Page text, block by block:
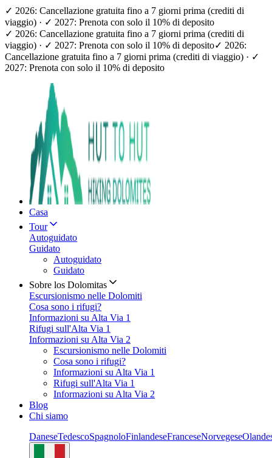
✓ 2026: Cancellazione gratuita fino a 7 giorni prima (crediti di
viaggio) · ✓ 2027: Prenota con solo il 10% di deposito
✓ 2026: Cancellazione gratuita fino a 7 giorni prima (crediti di
viaggio) · ✓ 2027: Prenota con solo il 10% di deposito✓ 2026:
Cancellazione gratuita fino a 7 giorni prima (crediti di viaggio) · ✓
2027: Prenota con solo il 10% di deposito
Casa
Tour
Autoguidato
Guidato
Autoguidato
Guidato
Sobre los Dolomitas
Escursionismo nelle Dolomiti
Cosa sono i rifugi?
Informazioni su Alta Via 1
Rifugi sull'Alta Via 1
Informazioni su Alta Via 2
Escursionismo nelle Dolomiti
Cosa sono i rifugi?
Informazioni su Alta Via 1
Rifugi sull'Alta Via 1
Informazioni su Alta Via 2
Blog
Chi siamo
DaneseTedescoSpagnoloFinlandeseFranceseNorvegese